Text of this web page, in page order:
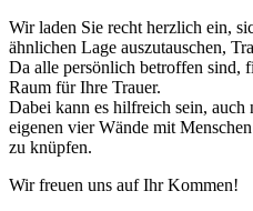
Wir laden Sie recht herzlich ein,
ähnlichen Lage auszutauschen,
Da alle persönlich betroffen sind,
Raum für Ihre Trauer.
Dabei kann es hilfreich sein, auch
eigenen vier Wände mit
zu knüpfen.
Wir freuen uns auf Ihr Kommen!